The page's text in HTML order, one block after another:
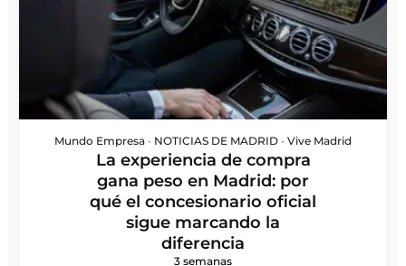
Mundo Empresa • NOTICIAS DE MADRID • Vive Madrid
La experiencia de compra
gana peso en Madrid: por
qué el concesionario oficial
sigue marcando la
diferencia
3 semanas